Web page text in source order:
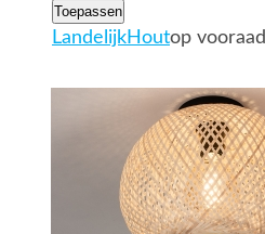
Toepassen
LandelijkHoutop vooraad
Bekijk